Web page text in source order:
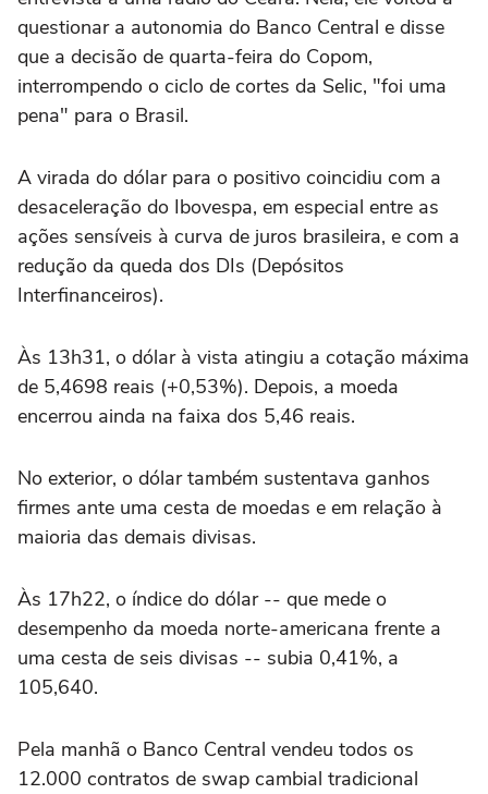
questionar a autonomia do Banco Central e disse
que a decisão de quarta-feira do Copom,
interrompendo o ciclo de cortes da Selic, "foi uma
pena" para o Brasil.
A virada do dólar para o positivo coincidiu com a
desaceleração do Ibovespa, em especial entre as
ações sensíveis à curva de juros brasileira, e com a
redução da queda dos DIs (Depósitos
Interfinanceiros).
Às 13h31, o dólar à vista atingiu a cotação máxima
de 5,4698 reais (+0,53%). Depois, a moeda
encerrou ainda na faixa dos 5,46 reais.
No exterior, o dólar também sustentava ganhos
firmes ante uma cesta de moedas e em relação à
maioria das demais divisas.
Às 17h22, o índice do dólar -- que mede o
desempenho da moeda norte-americana frente a
uma cesta de seis divisas -- subia 0,41%, a
105,640.
Pela manhã o Banco Central vendeu todos os
12.000 contratos de swap cambial tradicional